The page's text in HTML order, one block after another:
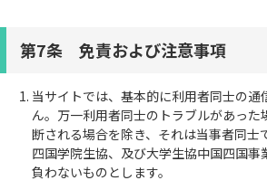
第7条 免責および注意事項
当サイトでは、基本的に利用者同士の通
ん。万一利用者同士のトラブルがあった
断される場合を除き、それは当事者同士
四国学院生協、及び大学生協中国四国事
負わないものとします。